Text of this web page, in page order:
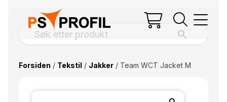
Forsiden / Tekstil / Jakker/ Team WCT Jacket M